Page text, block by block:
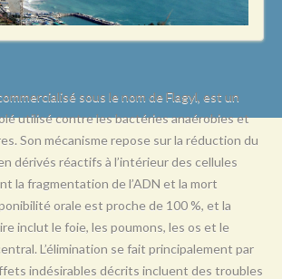
sous le nom de Flagyl, est un
utilisé contre les bactéries anaérobies et
Son mécanisme repose sur la réduction du
dérivés réactifs à l’intérieur des cellules
la fragmentation de l’ADN et la mort
orale est proche de 100 %, et la
inclut le foie, les poumons, les os et le
L’élimination se fait principalement par
indésirables décrits incluent des troubles